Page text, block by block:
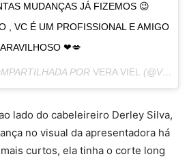
MUDANÇAS JÁ FIZEMOS 😉
, VC É UM PROFISSIONAL E AMIGO
❤💋
POR VERA VIEL (@VERAVIEL) EM
lado do cabeleireiro Derley Silva,
no visual da apresentadora há
curtos, ela tinha o corte long